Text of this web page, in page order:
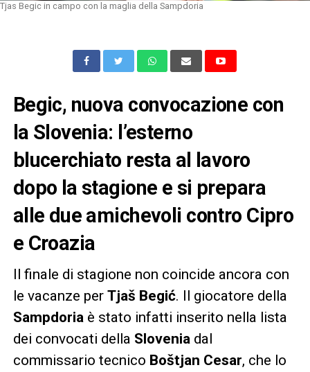
Tjas Begic in campo con la maglia della Sampdoria
Begic, nuova convocazione con
la Slovenia: l’esterno
blucerchiato resta al lavoro
dopo la stagione e si prepara
alle due amichevoli contro Cipro
e Croazia
Il finale di stagione non coincide ancora con
le vacanze per Tjaš Begić. Il giocatore della
Sampdoriaè stato infatti inserito nella lista
dei convocati della Sloveniadal
commissario tecnico Boštjan Cesar, che lo